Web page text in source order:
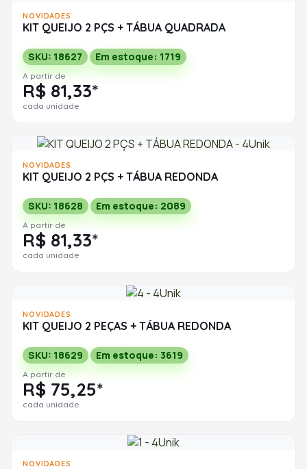
NOVIDADES
KIT QUEIJO 2 PÇS + TÁBUA QUADRADA
SKU: 18627 Em estoque: 1719
A partir de
R$ 81,33*
cada unidade
NOVIDADES
KIT QUEIJO 2 PÇS + TÁBUA REDONDA
SKU: 18628 Em estoque: 2089
A partir de
R$ 81,33*
cada unidade
NOVIDADES
KIT QUEIJO 2 PEÇAS + TÁBUA REDONDA
SKU: 18629 Em estoque: 3619
A partir de
R$ 75,25*
cada unidade
NOVIDADES